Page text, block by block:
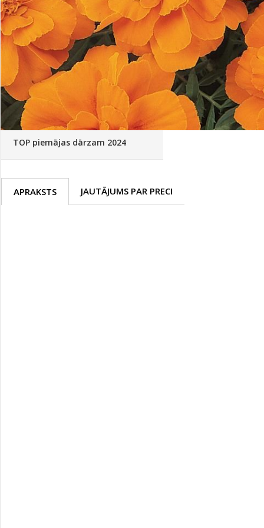
Palīglīdzekļi augu audzēšanai(72)
Klientu Diena
Novatec - izcils mēslošanai arī
sezonas otrajā pusē!
Piedāvājums ābeļdārziem
TOP piemājas dārzam 2024
APRAKSTS JAUTĀJUMS PAR PRECI